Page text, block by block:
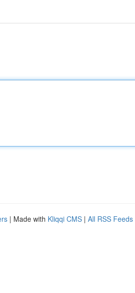
| Made with Kliqqi CMS | All RSS Feeds